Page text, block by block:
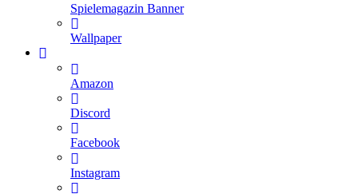
Spielemagazin Banner
Wallpaper
Amazon
Discord
Facebook
Instagram